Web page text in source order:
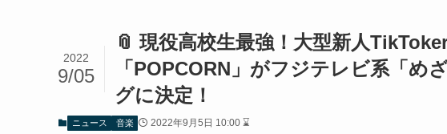
📎 現役高校生最強！大型新人
「POPCORN」がフジテレビ系「め
グに決定！
2022
9/05
ニュース 音楽 2022年9月5日 10:00 ⌛